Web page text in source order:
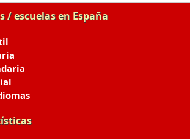
/ escuelas en España